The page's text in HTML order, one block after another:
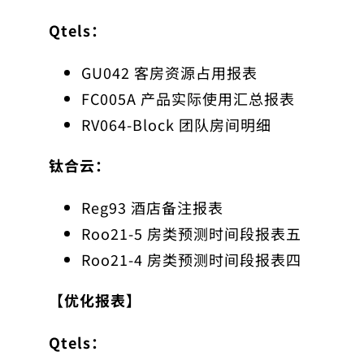
Qtels：
GU042 客房资源占用报表
FC005A 产品实际使用汇总报表
RV064-Block 团队房间明细
钛合云：
Reg93 酒店备注报表
Roo21-5 房类预测时间段报表五
Roo21-4 房类预测时间段报表四
【优化报表】
Qtels：